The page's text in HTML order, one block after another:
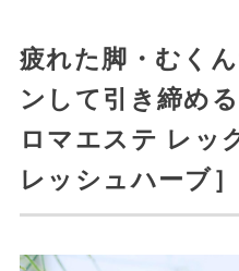
疲れた脚・むく
ンして引き締め
ロマエステ レッ
レッシュハーブ］